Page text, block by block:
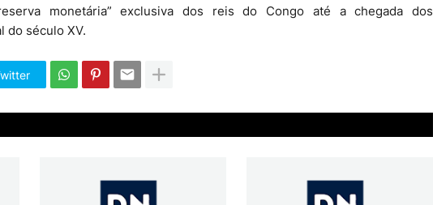
monetária” exclusiva dos reis do Congo até a chegada dos
do século XV.